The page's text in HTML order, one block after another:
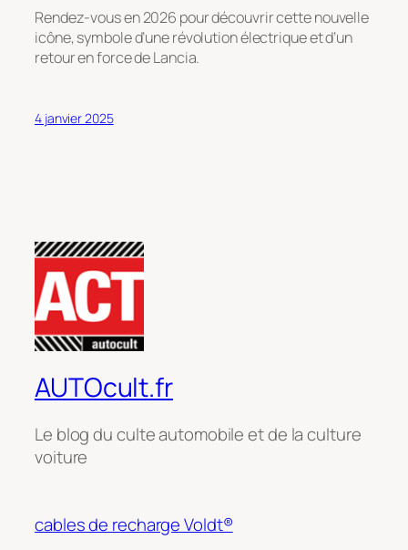
Rendez-vous en 2026 pour découvrir cette nouvelle
icône, symbole d’une révolution électrique et d’un
retour en force de Lancia.
4 janvier 2025
AUTOcult.fr
Le blog du culte automobile et de la culture
voiture
cables de recharge Voldt®